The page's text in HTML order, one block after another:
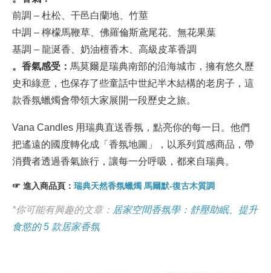
前調 – 杜松、干邑白蘭地、竹莖
中調 – 檸檬馬鞭草、佛羅倫斯鳶尾花、無花果葉
基調 – 龍涎香、奶油檀香木、高級皮革香調
。香氣感受： 馬莫爾是瑞典南部的沿海城市，擁有悠久歷
史和綠意，也保存了些童話中世紀半木結構的老房子，這
款香氛蠟燭會帶領大家展開一段歷史之旅。
Vana Candles 用瑞典直送香氛，點亮你的每一日。他們
把遙遠的國度轉化成「香氛地圖」，以系列質感商品，帶
消費者透過香氣旅行，讓每一分呼吸，都來自瑞典。
☞ 進入商品頁： 瑞典天然香氛蠟燭 馬爾默-復古木質調
*你可能有興趣的文章： 居家空間香氛學：舒壓助眠、提升
食慾的 5 款居家香氛